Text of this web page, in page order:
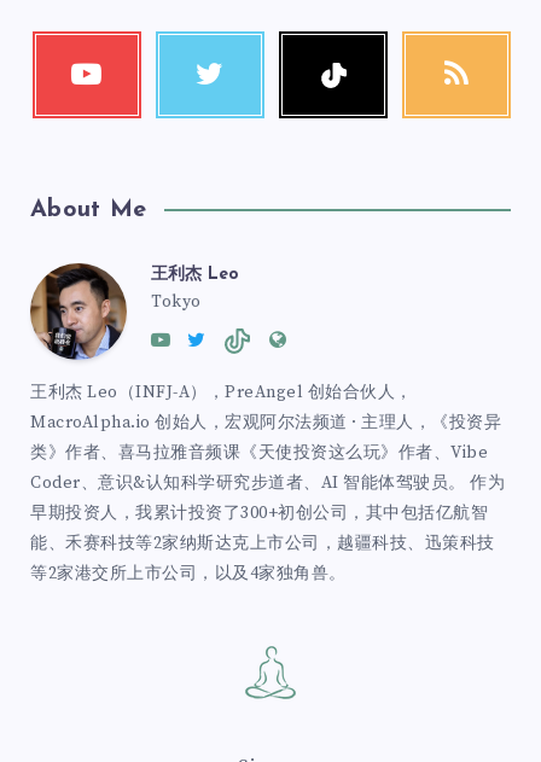
About Me
王利杰 Leo
Tokyo
王利杰 Leo（INFJ-A），PreAngel 创始合伙人，
MacroAlpha.io 创始人，宏观阿尔法频道 · 主理人，《投资异
类》作者、喜马拉雅音频课《天使投资这么玩》作者、Vibe
Coder、意识&认知科学研究步道者、AI 智能体驾驶员。 作为
早期投资人，我累计投资了300+初创公司，其中包括亿航智
能、禾赛科技等2家纳斯达克上市公司，越疆科技、迅策科技
等2家港交所上市公司，以及4家独角兽。